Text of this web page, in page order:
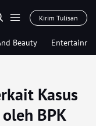
Kirim Tulisan
Beauty
Kasus
BPK